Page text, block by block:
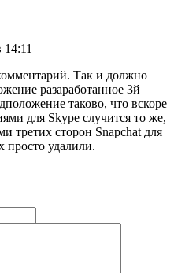
Так и должно
разаработанное 3й
таково, что вскоре
для Skype случится то же,
третих сторон Snapchat для
удалили.